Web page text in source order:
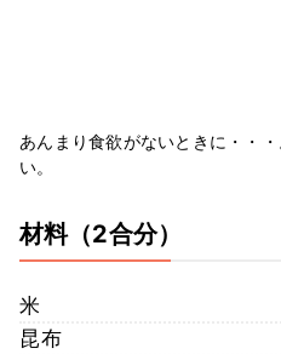
あんまり食欲がないときに・・
い。
材料（2合分）
米
昆布